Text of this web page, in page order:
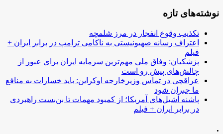
نوشته‌های تازه
تکذیب وقوع انفجار در مرز شلمچه
اعتراف رسانه صهیونیستی به ناکامی ترامپ در برابر ایران +
فیلم
پزشکیان: وفاق ملی مهم‌ترین سرمایه ایران برای عبور از
چالش‌های پیش رو است
عراقچی در تماس وزیرخارجه اوکراین: باید خسارات به منافع
ما جبران شود
پاشنه آشیل‌های آمریکا؛ از کمبود مهمات تا بن‌بست راهبردی
در برابر ایران + فیلم
.